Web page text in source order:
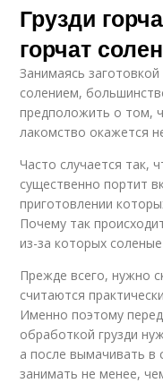
Грузди
горчат
Занимаясь
солением,
предположить о том,
лакомство окажется
Часто случается так,
существенно портит
приготовлении
Почему так
из-за которых
Прежде всего, нужно
считаются
Именно поэтому
обработкой грузди
а после вымачивать
занимать не менее,